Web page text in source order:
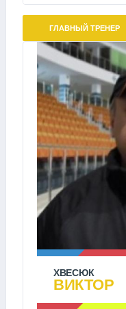
ГЛАВНЫЙ ТРЕНЕР
ХВЕСЮК
ВИКТОР